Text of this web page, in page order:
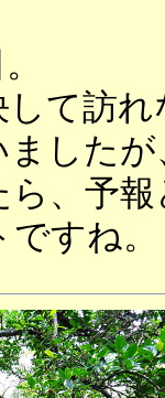
て訪
した
ら、予
すね。